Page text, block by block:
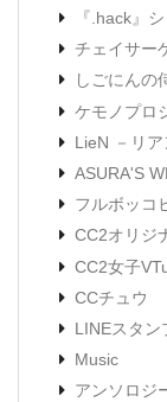
『.hack』
チェイサー
しごにんの
ケモノプロ
LieN －リア
ASURA'S
フルボッコ
CC2オリジ
CC2女子
CCチュウ
LINEスタン
Music
アンソロジ